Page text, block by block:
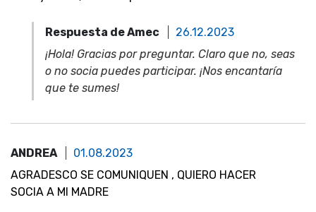
Respuesta de Amec
26.12.2023
¡Hola! Gracias por preguntar. Claro que no, seas
o no socia puedes participar. ¡Nos encantaría
que te sumes!
ANDREA
01.08.2023
AGRADESCO SE COMUNIQUEN , QUIERO HACER
SOCIA A MI MADRE